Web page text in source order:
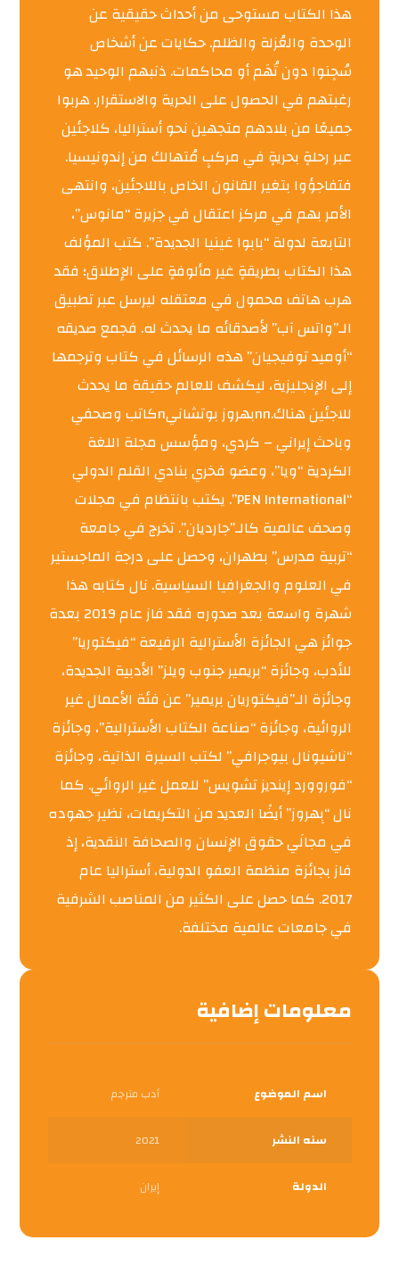
هذا الكتاب مستوحى من أحداث حقيقية عن
الوحدة والعُزلة والظلم. حكايات عن أشخاص
سُجِنوا دون تُهَم أو محاكمات. ذنبهم الوحيد هو
رغبتهم في الحصول على الحرية والاستقرار. هربوا
جميعًا من بلادهم متجهين نحو أستراليا، كلاجئين
عبر رحلةٍ بحريةٍ في مركبٍ مُتهالك من إندونيسيا.
فتفاجؤوا بتغير القانون الخاص باللاجئين، وانتهى
الأمر بهم في مركز اعتقال في جزيرة “مانوس”،
التابعة لدولة “بابوا غينيا الجديدة”. كتب المؤلف
هذا الكتاب بطريقةٍ غير مألوفةٍ على الإطلاق؛ فقد
هرب هاتف محمول في معتقله ليرسل عبر تطبيق
الـ”واتس آب” لأصدقائه ما يحدث له. فجمع صديقه
“أوميد توفيجيان” هذه الرسائل في كتاب وترجمها
إلى الإنجليزية، ليكشف للعالم حقيقة ما يحدث
للاجئين هناك.nnبهروز بوتشانيnكاتب وصحفي
وباحث إيراني – كردي، ومؤسس مجلة اللغة
الكردية “ويا”، وعضو فخري بنادي القلم الدولي
“PEN International”. يكتب بانتظام في مجلات
وصحف عالمية كالـ”جارديان”. تخرج في جامعة
“تربية مدرس” بطهران، وحصل على درجة الماجستير
في العلوم والجغرافيا السياسية. نال كتابه هذا
شهرة واسعة بعد صدوره فقد فاز عام 2019 بعدة
جوائز هي الجائزة الأسترالية الرفيعة “فيكتوريا”
للأدب، وجائزة “بريمير جنوب ويلز” الأدبية الجديدة،
وجائزة الـ”فيكتوريان بريمير” عن فئة الأعمال غير
الروائية، وجائزة “صناعة الكتاب الأسترالية”، وجائزة
“ناشيونال بيوجرافي” لكتب السيرة الذاتية، وجائزة
“فوروورد إينديز تشويس” للعمل غير الروائي. كما
نال “بِهروز” أيضًا العديد من التكريمات، نظير جهوده
في مجالَي حقوق الإنسان والصحافة النقدية، إذ
فاز بجائزة منظمة العفو الدولية، أستراليا عام
2017. كما حصل على الكثير من المناصب الشرفية
في جامعات عالمية مختلفة.
معلومات إضافية
اسم الموضوع أدب مترجم
سنه النشر 2021
الدولة إيران